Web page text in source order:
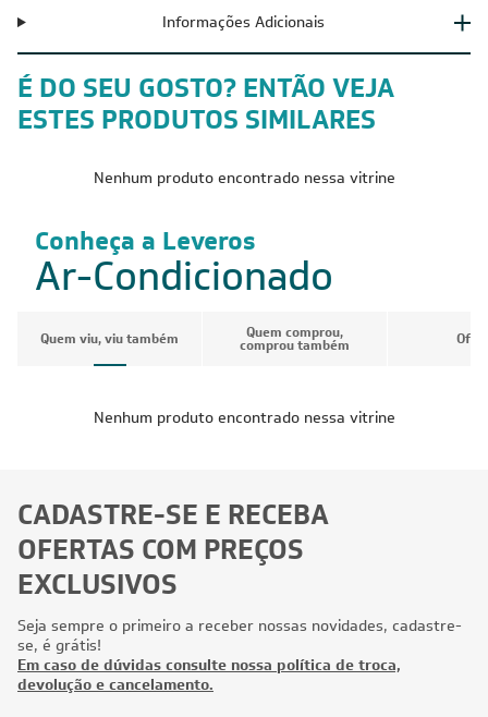
Informações Adicionais
É DO SEU GOSTO? ENTÃO VEJA
ESTES PRODUTOS SIMILARES
Nenhum produto encontrado nessa vitrine
Conheça a Leveros
Ar-Condicionado
Quem viu, viu também Quem comprou,
comprou também
Nenhum produto encontrado nessa vitrine
CADASTRE-SE E RECEBA
OFERTAS COM PREÇOS
EXCLUSIVOS
Seja sempre o primeiro a receber nossas novidades, cadastre-
se, é grátis!
Em caso de dúvidas consulte nossa política de troca,
devolução e cancelamento.